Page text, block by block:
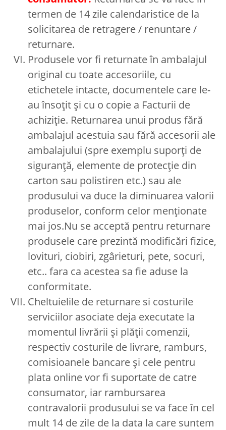
termen de 14 zile calendaristice de la
solicitarea de retragere / renuntare /
returnare.
Produsele vor fi returnate în ambalajul
original cu toate accesoriile, cu
etichetele intacte, documentele care le-
au însoțit și cu o copie a Facturii de
achiziție. Returnarea unui produs fără
ambalajul acestuia sau fără accesorii ale
ambalajului (spre exemplu suporți de
siguranță, elemente de protecție din
carton sau polistiren etc.) sau ale
produsului va duce la diminuarea valorii
produselor, conform celor menționate
mai jos.Nu se acceptă pentru returnare
produsele care prezintă modificări fizice,
lovituri, ciobiri, zgârieturi, pete, socuri,
etc.. fara ca acestea sa fie aduse la
conformitate.
Cheltuielile de returnare si costurile
serviciilor asociate deja executate la
momentul livrării și plății comenzii,
respectiv costurile de livrare, ramburs,
comisioanele bancare și cele pentru
plata online vor fi suportate de catre
consumator, iar rambursarea
contravalorii produsului se va face în cel
mult 14 de zile de la data la care suntem